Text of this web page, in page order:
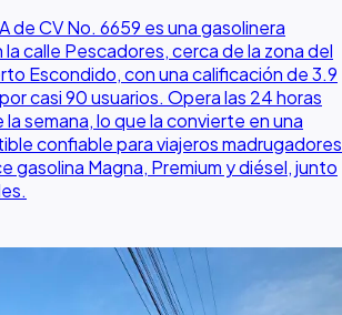
de CV No. 6659 es una gasolinera
la calle Pescadores, cerca de la zona del
Escondido, con una calificación de 3.9
casi 90 usuarios. Opera las 24 horas
la semana, lo que la convierte en una
confiable para viajeros madrugadores
gasolina Magna, Premium y diésel, junto